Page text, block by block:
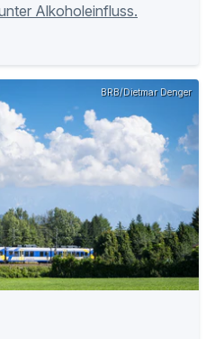
Alkoholeinfluss.
BRB/Dietmar Denger